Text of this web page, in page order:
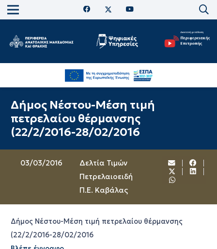
Δήμος Νέστου-Μέση τιμή
πετρελαίου θέρμανσης
(22/2/2016-28/02/2016
03/03/2016
Δελτία Τιμών
Πετρελαιοειδή
Π.Ε. Καβάλας
Δήμος Νέστου-Μέση τιμή πετρελαίου θέρμανσης
(22/2/2016-28/02/2016